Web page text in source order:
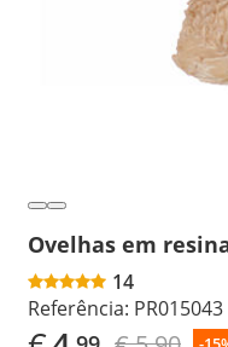
Ovelhas em
14
Referência: PR015043